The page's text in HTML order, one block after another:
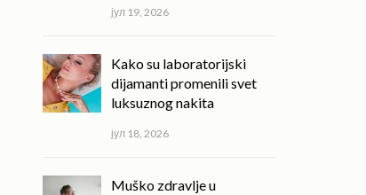
јул 19, 2026
Kako su laboratorijski
dijamanti promenili svet
luksuznog nakita
јул 18, 2026
Muško zdravlje u